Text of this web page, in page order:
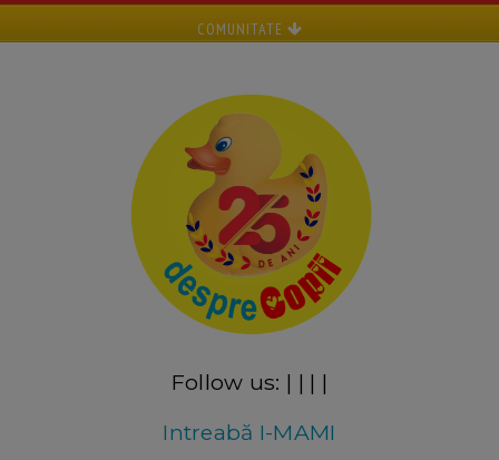
COMUNITATE
Follow us: | | | |
Intreabă I-MAMI